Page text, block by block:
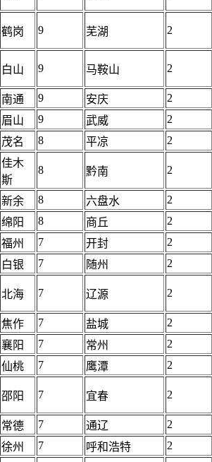
鹤岗 9 芜湖 2
白山 9 马鞍山 2
南通 9 安庆
2
眉山 9 武威
2
茂名 8 平凉 2
佳木
斯
8 黔南 2
新余 8 六盘水
2
绵阳 8 商丘
2
福州 7 开封
2
白银 7 随州
2
北海 7 辽源 2
焦作 7 盐城
2
襄阳 7 常州
2
仙桃 7 鹰潭
2
邵阳 7 宜春 2
常德 7 通辽
2
徐州 7 呼和浩特 2